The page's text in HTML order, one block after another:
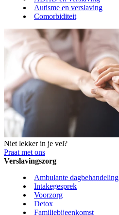
Autisme en verslaving
Comorbiditeit
Niet lekker in je vel?
Praat met ons
Verslavingszorg
Ambulante dagbehandeling
Intakegesprek
Voorzorg
Detox
Familiebijeenkomst